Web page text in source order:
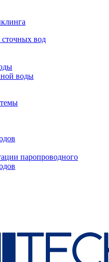
сточных вод
воды
паропроводного